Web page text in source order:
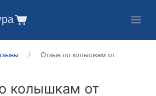
Отзыв по колышкам от
колышкам от